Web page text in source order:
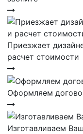
Приезжает
расчет стоимости
Оформляем
Изготавливаем